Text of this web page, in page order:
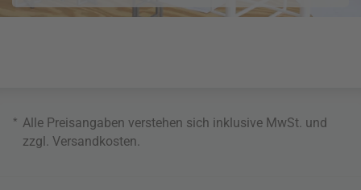
* Alle Preisangaben verstehen sich inklusive MwSt. und
zzgl. Versandkosten